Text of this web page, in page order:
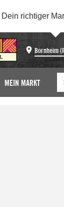
Dein richtiger
Bornheim
MEIN MARKT